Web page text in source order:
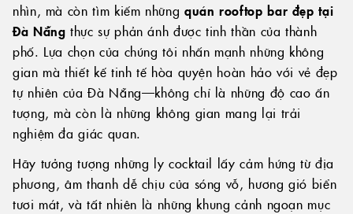
nhìn, mà còn tìm kiếm những quán rooftop bar đẹp tại
Đà Nẵng thực sự phản ánh được tinh thần của thành
phố. Lựa chọn của chúng tôi nhấn mạnh những không
gian mà thiết kế tinh tế hòa quyện hoàn hảo với vẻ đẹp
tự nhiên của Đà Nẵng—không chỉ là những độ cao ấn
tượng, mà còn là những không gian mang lại trải
nghiệm đa giác quan.
Hãy tưởng tượng những ly cocktail lấy cảm hứng từ địa
phương, âm thanh dễ chịu của sóng vỗ, hương gió biển
tươi mát, và tất nhiên là những khung cảnh ngoạn mục